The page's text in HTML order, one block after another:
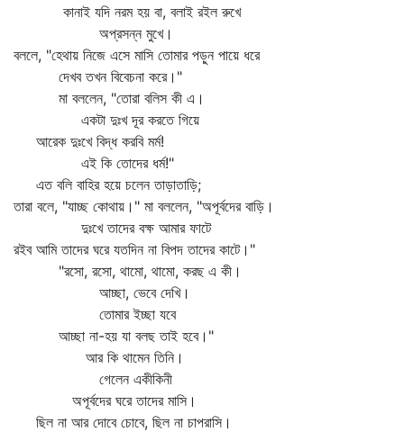
কানাই যদি নরম হয় বা, বলাই রইল রুখে
অপ্রসন্ন মুখে।
বললে, "হেথায় নিজে এসে মাসি তোমার পড়ুন পায়ে ধরে
দেখব তখন বিবেচনা করে।"
মা বললেন, "তোরা বলিস কী এ।
একটা দুঃখ দূর করতে গিয়ে
আরেক দুঃখে বিদ্ধ করবি মর্ম!
এই কি তোদের ধর্ম!"
এত বলি বাহির হয়ে চলেন তাড়াতাড়ি;
তারা বলে, "যাচ্ছ কোথায়।" মা বললেন, "অপূর্বদের বাড়ি।
দুঃখে তাদের বক্ষ আমার ফাটে
রইব আমি তাদের ঘরে যতদিন না বিপদ তাদের কাটে।"
"রসো, রসো, থামো, থামো, করছ এ কী।
আচ্ছা, ভেবে দেখি।
তোমার ইচ্ছা যবে
আচ্ছা না-হয় যা বলছ তাই হবে।"
আর কি থামেন তিনি।
গেলেন একীকিনী
অপূর্বদের ঘরে তাদের মাসি।
ছিল না আর দোবে চোবে, ছিল না চাপরাসি।